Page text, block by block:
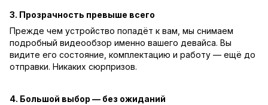
3. Прозрачность превыше всего
Прежде чем устройство попадёт к вам, мы снимаем
подробный видеообзор именно вашего девайса. Вы
видите его состояние, комплектацию и работу — ещё до
отправки. Никаких сюрпризов.
4. Большой выбор — без ожиданий